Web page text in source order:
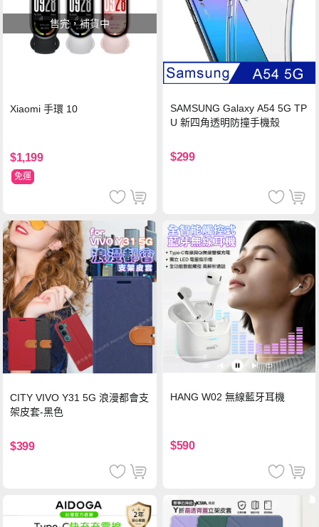
售完，補貨中
Xiaomi 手環 10
$1,199
免運
SAMSUNG Galaxy A54 5G TP
U 新四角透明防撞手機殼
$299
CITY VIVO Y31 5G 浪漫都會支
架皮套-黑色
$399
HANG W02 無線藍牙耳機
$590